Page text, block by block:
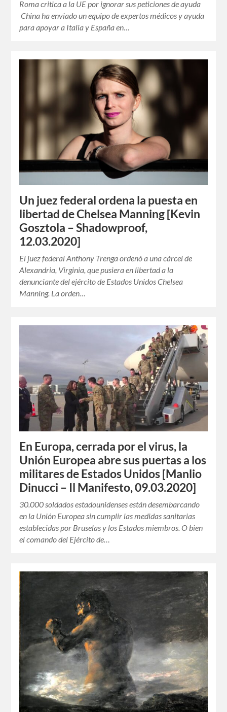
Roma critica a la UE por ignorar sus peticiones de ayuda
China ha enviado un equipo de expertos médicos y ayuda
para apoyar a Italia y España en…
Un juez federal ordena la puesta en
libertad de Chelsea Manning [Kevin
Gosztola – Shadowproof,
12.03.2020]
El juez federal Anthony Trenga ordenó a una cárcel de
Alexandria, Virginia, que pusiera en libertad a la
denunciante del ejército de Estados Unidos Chelsea
Manning. La orden…
En Europa, cerrada por el virus, la
Unión Europea abre sus puertas a los
militares de Estados Unidos [Manlio
Dinucci – Il Manifesto, 09.03.2020]
30.000 soldados estadounidenses están desembarcando
en la Unión Europea sin cumplir las medidas sanitarias
establecidas por Bruselas y los Estados miembros. O bien
el comando del Ejército de…